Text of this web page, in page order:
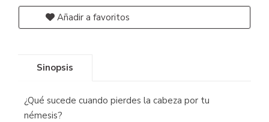
Añadir a favoritos
Sinopsis
¿Qué sucede cuando pierdes la cabeza por tu
némesis?